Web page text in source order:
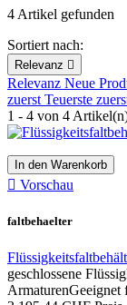
4 Artikel gefunden
Sortiert nach:
Relevanz 
Relevanz Neue
zuerst Teuerste
1 - 4 von 4
In den Warenkorb
 Vorschau
faltbehaelter
geschlossene
ArmaturenGeeignet